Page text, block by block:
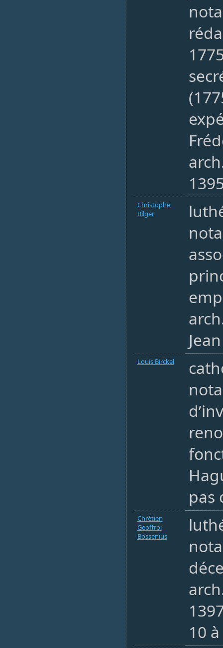
Christophe
Bilger
Louis Birckel
pas
Chrétien
Geoffroi
Bossenius
10